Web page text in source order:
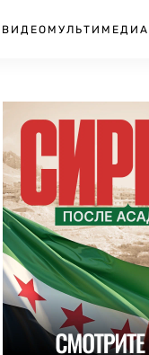
ВИДЕО МУЛЬТИМЕДИА